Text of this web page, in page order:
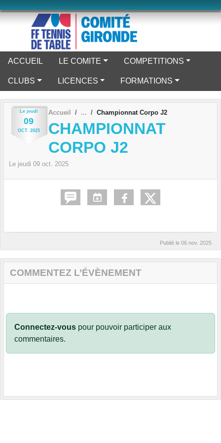
ACCUEIL LE COMITE COMPETITIONS
CLUBS LICENCES FORMATIONS
Le jeudi
09
OCT. 2025
Accueil Championnat Corpo J2
CHAMPIONNAT
CORPO J2
Le jeudi 09 oct. 2025
Publié le 06 nov. 2025
COMMENTEZ L’ÉVÈNEMENT
Connectez-vous pour pouvoir participer aux
commentaires.